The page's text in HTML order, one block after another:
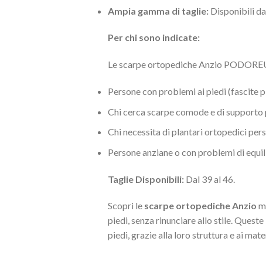
Ampia gamma di taglie:Disponibili
Per chi sono indicate:
Le scarpe ortopediche Anzio
Persone con problemi ai piedi (fascite
Chi cerca scarpe comode e di supporto
Chi necessita di plantari ortopedici
Persone anziane o con problemi di
Taglie Disponibili:Dal 39 al 46.
Scopri le scarpe ortopediche Anzio
piedi, senza rinunciare allo stile. Queste
piedi, grazie alla loro struttura e ai